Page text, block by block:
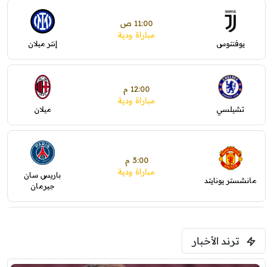
يوفنتوس
11:00 ص
مباراة ودية
إنتر ميلان
تشيلسي
12:00 م
مباراة ودية
ميلان
مانشستر يونايتد
3:00 م
مباراة ودية
باريس سان
جيرمان
فرينتسفاروشي
ترند الأخبار